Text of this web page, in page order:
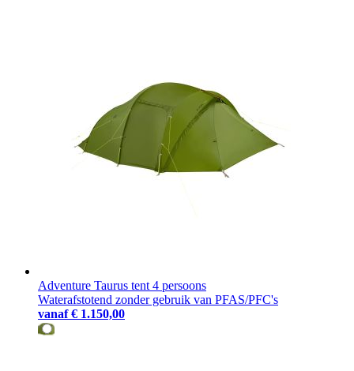
Adventure Taurus tent 4 persoons
Waterafstotend zonder gebruik van PFAS/PFC's
vanaf € 1.150,00